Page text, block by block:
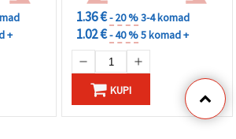
+
1.36 €- 20 %3-4 komad
1.02 €- 40 %5 komad +
KUPI